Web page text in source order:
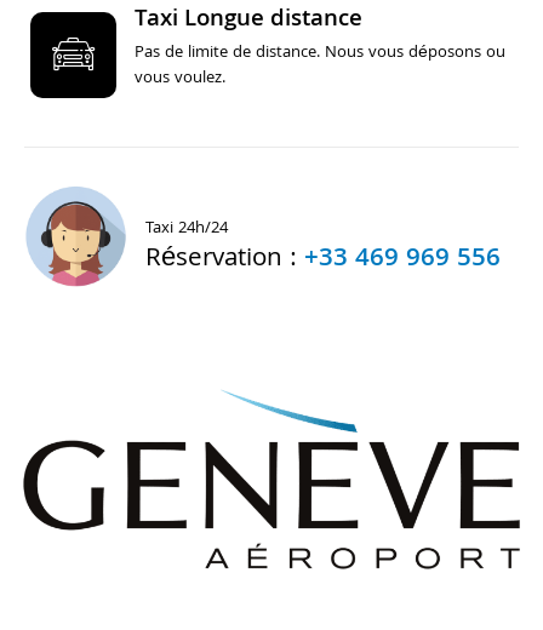
Taxi Longue distance
Pas de limite de distance. Nous vous déposons ou
vous voulez.
Taxi 24h/24
Réservation : +33 469 969 556